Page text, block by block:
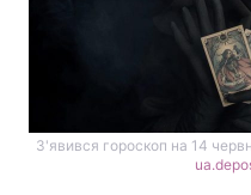
З'явився гороскоп на 14